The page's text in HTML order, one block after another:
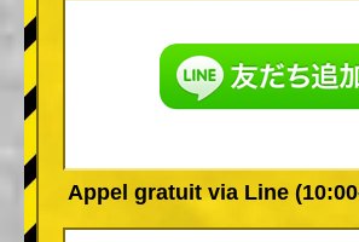
Appel gratuit via Line